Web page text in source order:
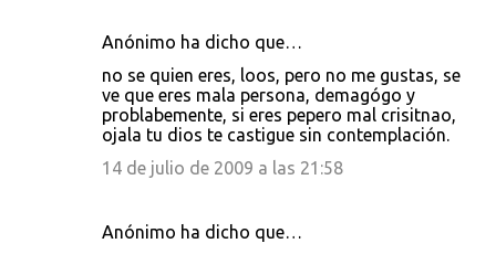
Anónimo ha dicho que…
no se quien eres, loos, pero no me gustas, se
ve que eres mala persona, demagógo y
problabemente, si eres pepero mal crisitnao,
ojala tu dios te castigue sin contemplación.
14 de julio de 2009 a las 21:58
Anónimo ha dicho que…